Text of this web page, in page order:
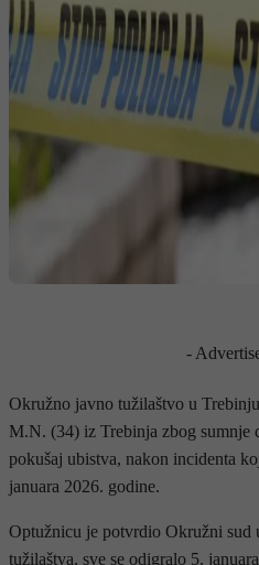
-
Okružno javno tužilaštvo u
M.N. (34) iz Trebinja zbog
pokušaj ubistva, nakon incidenta
januara 2026. godine.
Optužnicu je potvrdio Okružni sud
tužilaštva, sve se odigralo 5.